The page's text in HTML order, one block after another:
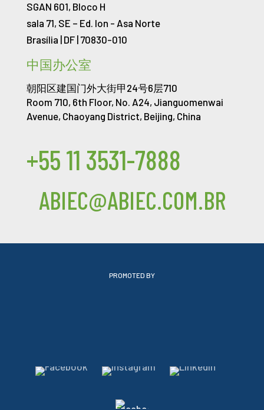
SGAN 601, Bloco H
sala 71, SE – Ed. Ion - Asa Norte
Brasília | DF | 70830-010
中国办公室
朝阳区建国门外大街甲24号6层710
Room 710, 6th Floor, No. A24, Jianguomenwai
Avenue, Chaoyang District, Beijing, China
+55 11 3531-7888
ABIEC@ABIEC.COM.BR
PROMOTED BY